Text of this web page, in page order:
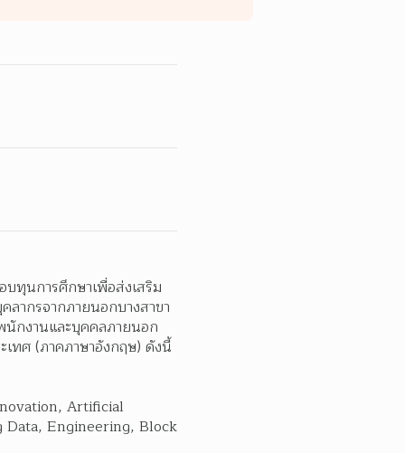
ทุนการศึกษาเพื่อส่งเสริม
ากรจากภายนอกบางสาขา
นักงานและบุคคลภายนอก
เทศ (ภาคภาษาอังกฤษ) ดังนี้
Artificial
Engineering, Block